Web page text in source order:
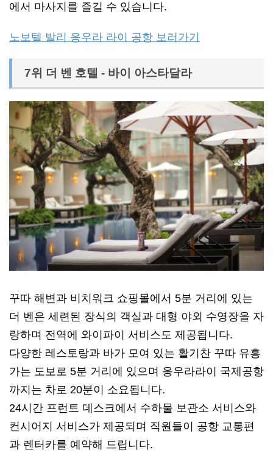
에서 마사지를 즐길 수 있습니다.
노보텔 발리 응우라 라이 공항 보러가기
7위 더 벤 호텔 - 바이 아스타달라
꾸따 해변과 비치워크 쇼핑몰에서 5분 거리에 있는
더 벤은 세련된 장식의 객실과 대형 야외 수영장을 자
랑하며 전역에 와이파이 서비스도 제공됩니다.
다양한 레스토랑과 바가 모여 있는 활기찬 꾸따 유흥
가는 도보로 5분 거리에 있으며 응우라라이 국제공항
까지는 차로 20분이 소요됩니다.
24시간 프런트 데스크에서 수하물 보관소 서비스와
컨시어지 서비스가 제공되며 직원들이 공항 교통편
과 렌터카를 예약해 드립니다.